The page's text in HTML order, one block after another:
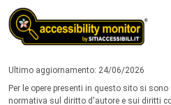
Ultimo aggiornamento: 24/06/2026
Per le opere presenti in questo sito si
normativa sul diritto d'autore e sui diritti